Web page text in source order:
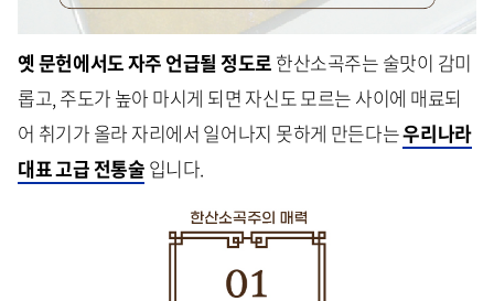
옛 문헌에서도 자주 언급될 정도로 한산소곡주는 술맛이 감미
롭고, 주도가 높아 마시게 되면 자신도 모르는 사이에 매료되
어 취기가 올라 자리에서 일어나지 못하게 만든다는우리나라
대표 고급 전통술 입니다.